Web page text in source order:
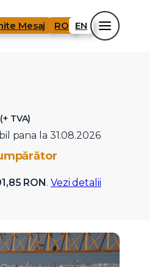
Mesaj RO EN
(+ TVA)
pana la 31.08.2026
RON. Vezi detalii